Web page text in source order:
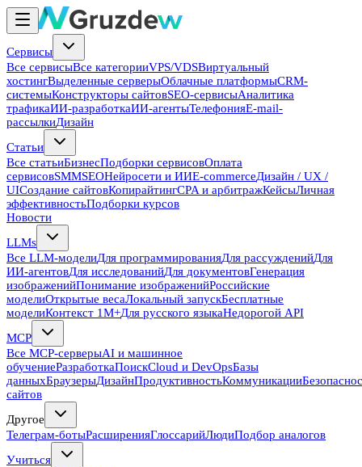
Сервисы
Все сервисыВсе категорииVPS/VDSВиртуальный
хостингВыделенные серверыОблачные платформыCRM-
системыКонструкторы сайтовSEO-сервисыАналитика
трафикаИИ-разработкаИИ-агентыТелефонияE-mail-
рассылкиДизайн
Статьи
Все статьиБизнесПодборки сервисовОплата
сервисовSMMSEOНейросети и ИИE-commerceДизайн / UX /
UIСоздание сайтовКопирайтингCPA и арбитражКейсыЛичная
эффективностьПодборки курсов
Новости
LLMs
Все LLM-моделиДля программированияДля рассужденийДля
ИИ-агентовДля исследованийДля документовГенерация
изображенийПонимание изображенийРоссийские
моделиОткрытые весаЛокальный запускБесплатные
моделиКонтекст 1M+Для русского языкаНедорогой API
MCP
Все MCP-серверыAI и машинное
обучениеРазработкаПоискCloud и DevOpsБазы
данныхБраузерыДизайнПродуктивностьКоммуникации
сайтов
Другое
Телеграм-ботыРасширенияГлоссарийЛюдиПодбор аналогов
Учиться